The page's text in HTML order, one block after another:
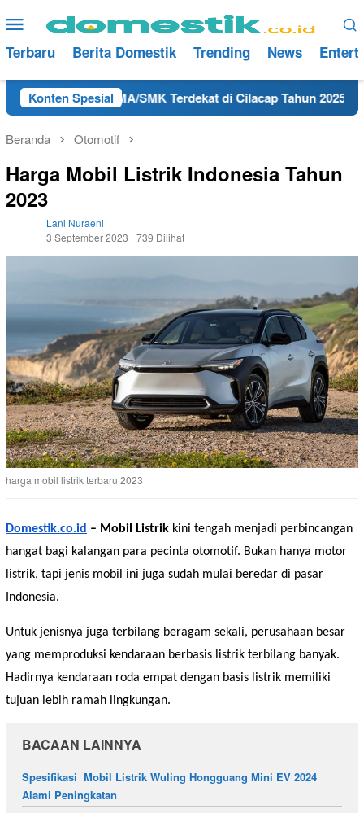
ke
konten
Menu
Mobile
Terbaru Berita Domestik Trending News
Konten Spesial
Lulusan SMA/SMK Terdekat di Cilacap Tahun 2025
Beranda Otomotif
Harga Mobil Listrik Indonesia Tahun
2023
Lani Nuraeni
3 September 2023
739 Dilihat
harga mobil listrik terbaru 2023
Domestik.co.id – Mobil Listrik kini tengah menjadi perbincangan
hangat bagi kalangan para pecinta otomotif. Bukan hanya motor
listrik, tapi jenis mobil ini juga sudah mulai beredar di pasar
Indonesia.
Untuk jenisnya juga terbilang beragam sekali, perusahaan besar
yang memproduksi kendaraan berbasis listrik terbilang banyak.
Hadirnya kendaraan roda empat dengan basis listrik memiliki
tujuan lebih ramah lingkungan.
BACAAN LAINNYA
Spesifikasi Mobil Listrik Wuling Hongguang Mini EV 2024
Alami Peningkatan